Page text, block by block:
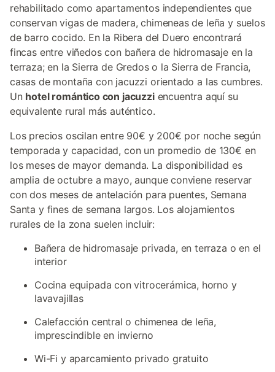
rehabilitado como apartamentos independientes que
conservan vigas de madera, chimeneas de leña y suelos
de barro cocido. En la Ribera del Duero encontrará
fincas entre viñedos con bañera de hidromasaje en la
terraza; en la Sierra de Gredos o la Sierra de Francia,
casas de montaña con jacuzzi orientado a las cumbres.
Un hotel romántico con jacuzziencuentra aquí su
equivalente rural más auténtico.
Los precios oscilan entre 90€ y 200€ por noche según
temporada y capacidad, con un promedio de 130€ en
los meses de mayor demanda. La disponibilidad es
amplia de octubre a mayo, aunque conviene reservar
con dos meses de antelación para puentes, Semana
Santa y fines de semana largos. Los alojamientos
rurales de la zona suelen incluir:
Bañera de hidromasaje privada, en terraza o en el
interior
Cocina equipada con vitrocerámica, horno y
lavavajillas
Calefacción central o chimenea de leña,
imprescindible en invierno
Wi-Fi y aparcamiento privado gratuito